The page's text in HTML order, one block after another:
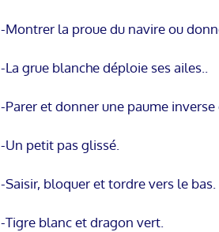
-Montrer la proue du navire ou
-La grue blanche déploie ses ailes..
-Parer et donner une paume
-Un petit pas glissé.
-Saisir, bloquer et tordre vers le bas.
-Tigre blanc et dragon vert.